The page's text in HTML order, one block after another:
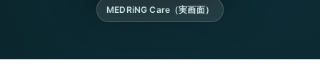
MEDRiNG Care（実画面）